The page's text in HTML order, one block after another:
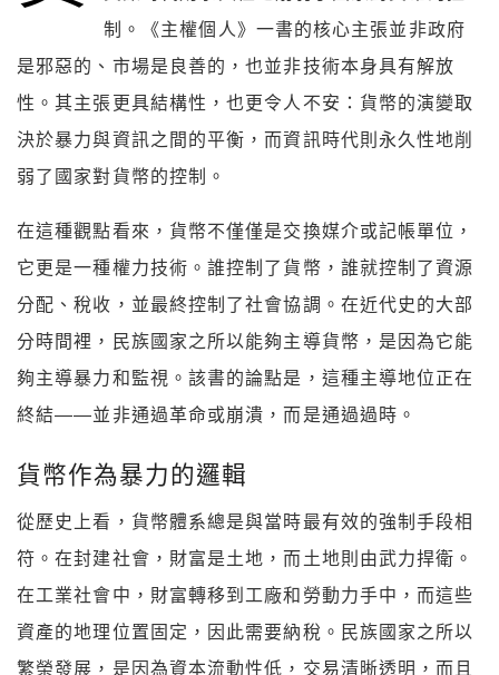
制。
《主權個人》一書的核心主張並非政府
是邪惡的、市場是良善的，也並非技術本身具有解放
性。其主張更具結構性，也更令人不安：貨幣的演變取
決於暴力與資訊之間的平衡，而資訊時代則永久性地削
弱了國家對貨幣的控制。
在這種觀點看來，貨幣不僅僅是交換媒介或記帳單位，
它更是一種權力技術。誰控制了貨幣，誰就控制了資源
分配、稅收，並最終控制了社會協調。在近代史的大部
分時間裡，民族國家之所以能夠主導貨幣，是因為它能
夠主導暴力和監視。該書的論點是，這種主導地位正在
終結——並非通過革命或崩潰，而是通過過時。
貨幣作為暴力的邏輯
從歷史上看，貨幣體系總是與當時最有效的強制手段相
符。在封建社會，財富是土地，而土地則由武力捍衛。
在工業社會中，財富轉移到工廠和勞動力手中，而這些
資產的地理位置固定，因此需要納稅。民族國家之所以
繁榮發展，是因為資本流動性低，交易清晰透明，而且